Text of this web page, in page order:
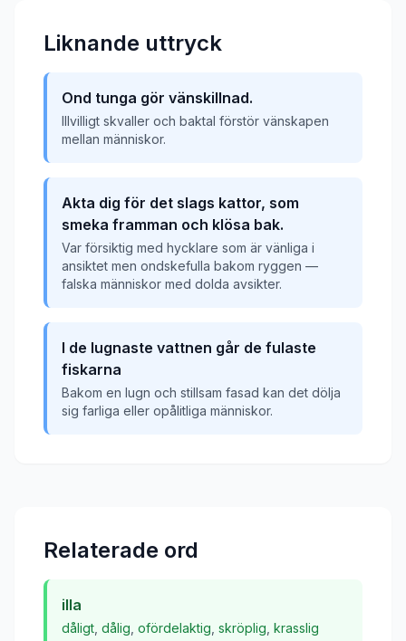
Liknande uttryck
Ond tunga gör vänskillnad.
Illvilligt skvaller och baktal förstör vänskapen
mellan människor.
Akta dig för det slags kattor, som
smeka framman och klösa bak.
Var försiktig med hycklare som är vänliga i
ansiktet men ondskefulla bakom ryggen —
falska människor med dolda avsikter.
I de lugnaste vattnen går de fulaste
fiskarna
Bakom en lugn och stillsam fasad kan det dölja
sig farliga eller opålitliga människor.
Relaterade ord
illa
dåligt dålig ofördelaktig skröplig krasslig